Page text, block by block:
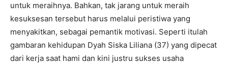
untuk meraihnya. Bahkan, tak jarang untuk meraih
kesuksesan tersebut harus melalui peristiwa yang
menyakitkan, sebagai pemantik motivasi. Seperti itulah
gambaran kehidupan Dyah Siska Liliana (37) yang dipecat
dari kerja saat hami dan kini justru sukses usaha